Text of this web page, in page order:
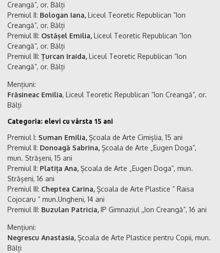
Creangă”, or. Bălți
Premiul II: Bologan Iana, Liceul Teoretic Republican ”Ion
Creangă”, or. Bălți
Premiul III: Ostășel Emilia, Liceul Teoretic Republican ”Ion
Creangă”, or. Bălți
Premiul III: Țurcan Iraida, Liceul Teoretic Republican ”Ion
Creangă”, or. Bălți
Mențiuni:
Frăsineac Emilia, Liceul Teoretic Republican ”Ion Creangă”, or.
Bălți
Categoria: elevi cu vârsta 15 ani
Premiul I: Suman Emilia, Școala de Arte Cimișlia, 15 ani
Premiul II: Donoagă Sabrina, Școala de Arte „Eugen Doga”,
mun. Strășeni, 15 ani
Premiul II: Platița Ana, Școala de Arte „Eugen Doga”, mun.
Strășeni, 16 ani
Premiul III: Cheptea Carina, Școala de Arte Plastice ” Raisa
Cojocaru ” mun.Ungheni, 14 ani
Premiul III: Buzulan Patricia, IP Gimnaziul ,,Ion Creangă”, 16 ani
Mențiuni:
Negrescu Anastasia, Școala de Arte Plastice pentru Copii, mun.
Bălți